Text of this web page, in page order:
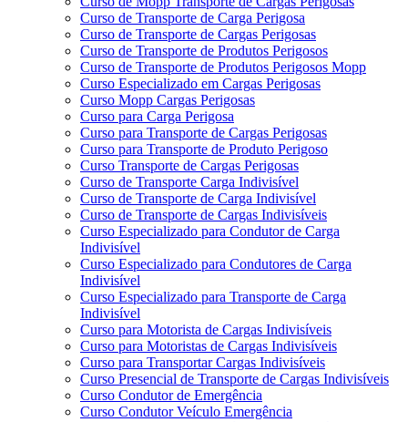
Curso de Transporte de Carga Perigosa
Curso de Transporte de Cargas Perigosas
Curso de Transporte de Produtos Perigosos
Curso de Transporte de Produtos Perigosos Mopp
Curso Especializado em Cargas Perigosas
Curso Mopp Cargas Perigosas
Curso para Carga Perigosa
Curso para Transporte de Cargas Perigosas
Curso para Transporte de Produto Perigoso
Curso Transporte de Cargas Perigosas
Curso de Transporte Carga Indivisível
Curso de Transporte de Carga Indivisível
Curso de Transporte de Cargas Indivisíveis
Curso Especializado para Condutor de Carga
Indivisível
Curso Especializado para Condutores de Carga
Indivisível
Curso Especializado para Transporte de Carga
Indivisível
Curso para Motorista de Cargas Indivisíveis
Curso para Motoristas de Cargas Indivisíveis
Curso para Transportar Cargas Indivisíveis
Curso Presencial de Transporte de Cargas Indivisíveis
Curso Condutor de Emergência
Curso Condutor Veículo Emergência